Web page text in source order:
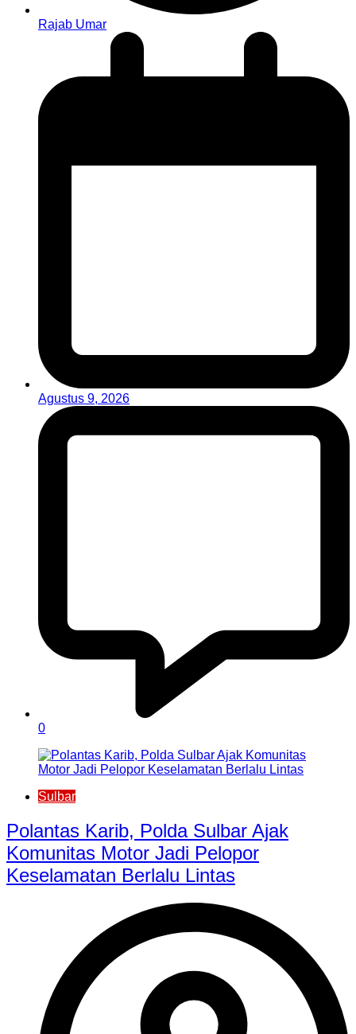
Rajab Umar
Agustus 9, 2026
0
Sulbar
Polantas Karib, Polda Sulbar Ajak
Komunitas Motor Jadi Pelopor
Keselamatan Berlalu Lintas